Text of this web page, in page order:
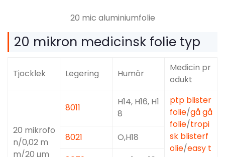
20 mic aluminiumfolie
20 mikron medicinsk folie typ
Tjocklek Legering Humör
Medicin pr
odukt
20 mikrofo
n/0,02 m
m/20 μm
8011
H14, H16, H1
8
ptp blister
folie/gå gå
folie/tropi
sk blisterf
olie/easy t
8021
O,H18